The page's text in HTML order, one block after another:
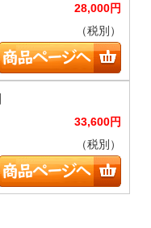
28,000円
（税別）
33,600円
（税別）